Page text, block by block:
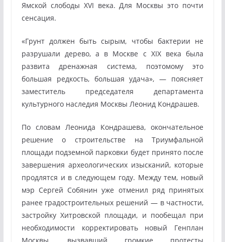
Ямской слободы XVI века. Для Москвы это почти
сенсация.
«Грунт должен быть сырым, чтобы бактерии не
разрушали дерево, а в Москве с XIX века была
развита дренажная система, поэтомому это
большая редкость, большая удача», — поясняет
заместитель председателя департамента
культурного наследия Москвы Леонид Кондрашев.
По словам Леонида Кондрашева, окончательное
решение о строительстве на Триумфальной
площади подземной парковки будет принято после
завершения археологических изысканий, которые
продлятся и в следующем году. Между тем, новый
мэр Сергей Собянин уже отменил ряд принятых
ранее градостроительных решений — в частности,
застройку Хитровской площади, и пообещал при
необходимости корректировать новый Генплан